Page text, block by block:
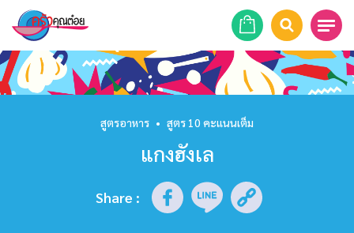
หน้าแรก
รายการย้อนหลัง
สูตรอาหาร • สูตร 10 คะแนนเต็ม
แกงฮังเล
Share :